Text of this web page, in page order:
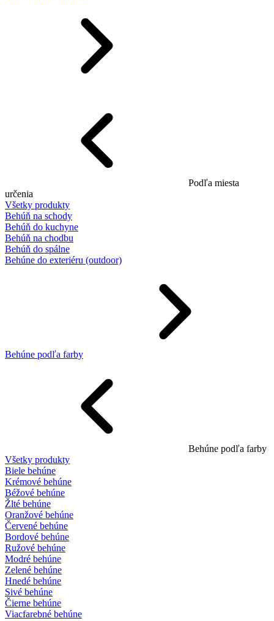
Podľa miesta
určenia
Všetky produkty
Behúň na schody
Behúň do kuchyne
Behúň na chodbu
Behúň do spálne
Behúne do exteriéru (outdoor)
Behúne podľa farby
Behúne podľa farby
Všetky produkty
Biele behúne
Krémové behúne
Béžové behúne
Žlté behúne
Oranžové behúne
Červené behúne
Bordové behúne
Ružové behúne
Modré behúne
Zelené behúne
Hnedé behúne
Sivé behúne
Čierne behúne
Viacfarebné behúne